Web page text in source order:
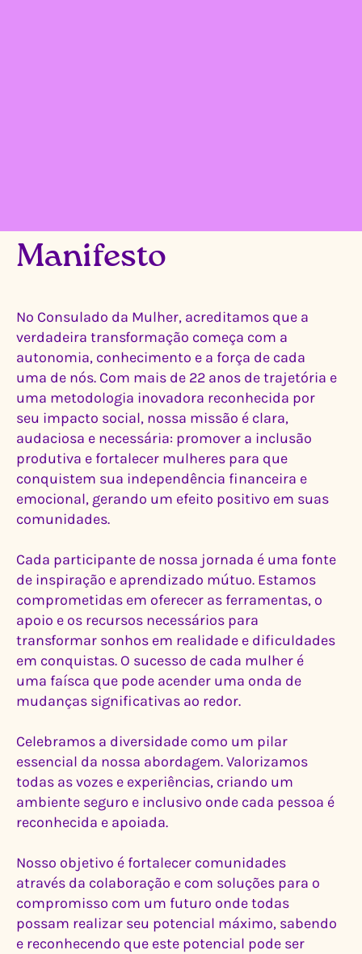
Manifesto
No Consulado da Mulher, acreditamos que a
verdadeira transformação começa com a
autonomia, conhecimento e a força de cada
uma de nós. Com mais de 22 anos de trajetória e
uma metodologia inovadora reconhecida por
seu impacto social, nossa missão é clara,
audaciosa e necessária: promover a inclusão
produtiva e fortalecer mulheres para que
conquistem sua independência financeira e
emocional, gerando um efeito positivo em suas
comunidades.
Cada participante de nossa jornada é uma fonte
de inspiração e aprendizado mútuo. Estamos
comprometidas em oferecer as ferramentas, o
apoio e os recursos necessários para
transformar sonhos em realidade e dificuldades
em conquistas. O sucesso de cada mulher é
uma faísca que pode acender uma onda de
mudanças significativas ao redor.
Celebramos a diversidade como um pilar
essencial da nossa abordagem. Valorizamos
todas as vozes e experiências, criando um
ambiente seguro e inclusivo onde cada pessoa é
reconhecida e apoiada.
Nosso objetivo é fortalecer comunidades
através da colaboração e com soluções para o
compromisso com um futuro onde todas
possam realizar seu potencial máximo, sabendo
e reconhecendo que este potencial pode ser